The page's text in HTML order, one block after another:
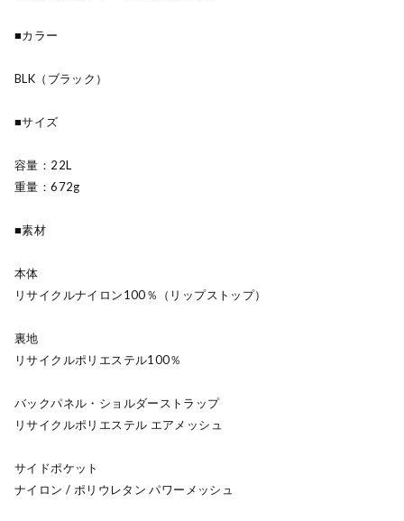
■カラー
BLK（ブラック）
■サイズ
容量：22L
重量：672g
■素材
本体
リサイクルナイロン100％（リップストップ）
裏地
リサイクルポリエステル100％
バックパネル・ショルダーストラップ
リサイクルポリエステル エアメッシュ
サイドポケット
ナイロン / ポリウレタン パワーメッシュ